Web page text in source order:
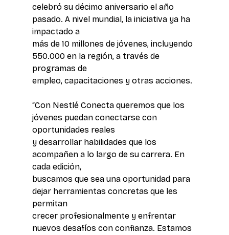
celebró su décimo aniversario el año
pasado. A nivel mundial, la iniciativa ya ha
impactado a
más de 10 millones de jóvenes, incluyendo
550.000 en la región, a través de
programas de
empleo, capacitaciones y otras acciones.
“Con Nestlé Conecta queremos que los
jóvenes puedan conectarse con
oportunidades reales
y desarrollar habilidades que los
acompañen a lo largo de su carrera. En
cada edición,
buscamos que sea una oportunidad para
dejar herramientas concretas que les
permitan
crecer profesionalmente y enfrentar
nuevos desafíos con confianza. Estamos